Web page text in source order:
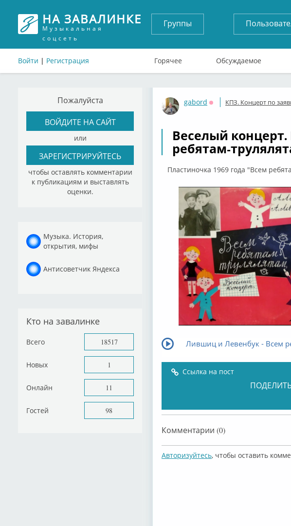
НА ЗАВАЛИНКЕ
Музыкальная
соцсеть
Войти | Регистрация
Группы
Горячее Обсуждаемое
Пожалуйста
ВОЙДИТЕ НА САЙТ
или
ЗАРЕГИСТРИРУЙТЕСЬ
чтобы оставлять комментарии
к публикациям и выставлять
оценки.
Музыка. История,
открытия, мифы
Антисоветчик Яндекса
Кто на завалинке
Всего 18517
Новых 1
Онлайн 11
Гостей 98
gabord
Оффлайн
КПЗ. Концерт по
Веселый концерт.
ребятам-
Пластиночка 1969 года "Всем
Лившиц и Левенбук - Всем
Ссылка на пост
Комментарии (0)
Авторизуйтесь, чтобы оставить